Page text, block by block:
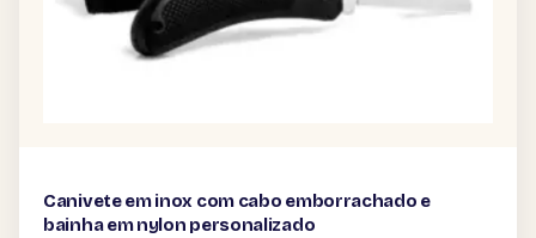
Canivete em inox com cabo emborrachado e
bainha em nylon personalizado